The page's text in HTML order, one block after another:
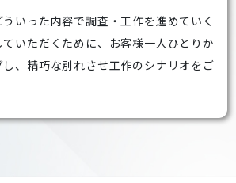
いった内容で調査・工作を進めていく
いただくために、お客様一人ひとりか
、精巧な別れさせ工作のシナリオをご